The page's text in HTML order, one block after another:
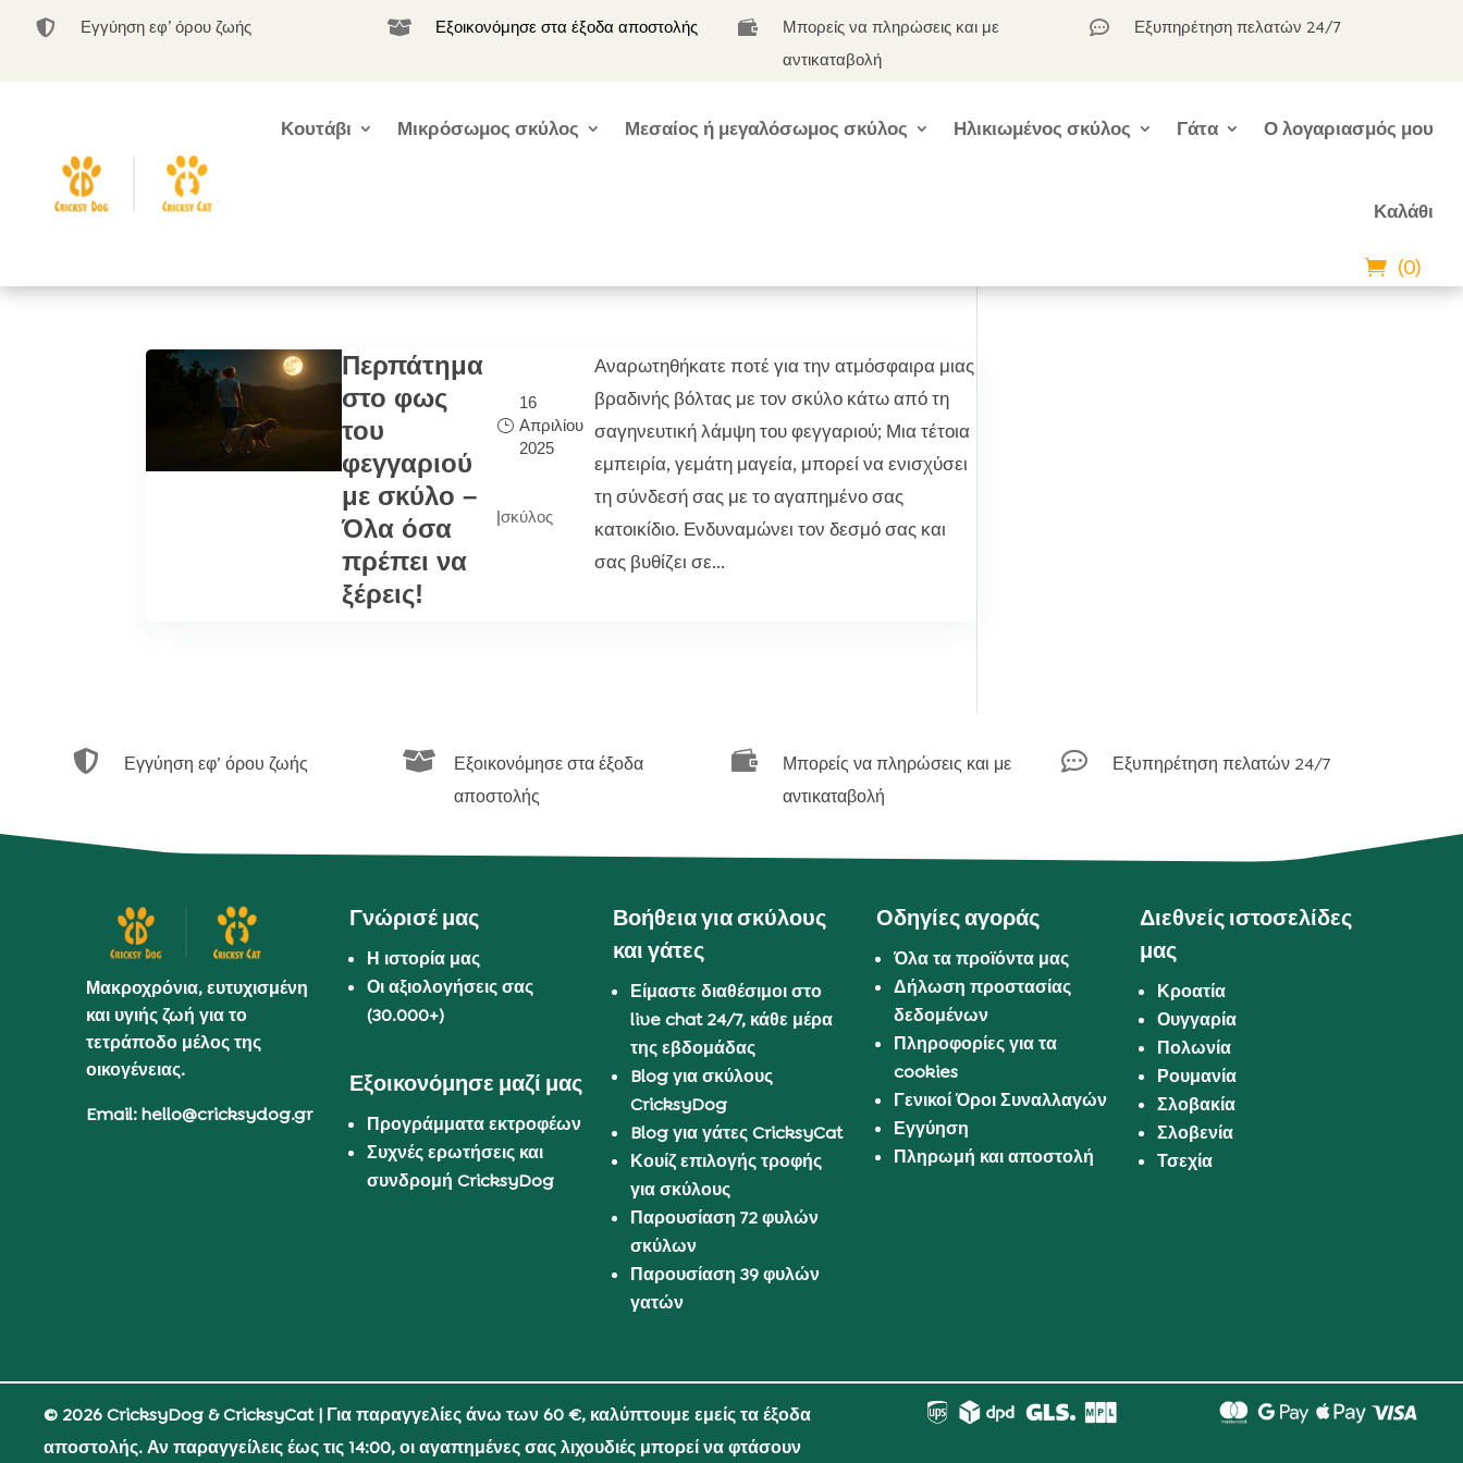
 Εγγύηση εφ’ όρου ζωής  Εξοικονόμησε στα έξοδα αποστολής 
Μπορείς να πληρώσεις και με
αντικαταβολή
 Εξυπηρέτηση πελατών 24/7
Κουτάβι Μικρόσωμος σκύλος Μεσαίος ή μεγαλόσωμος σκύλος Ηλικιωμένος σκύλος Γάτα Ο λογαριασμός μου
Καλάθι
(0)
Περπάτημα
στο φως
του
φεγγαριού
με σκύλο –
Όλα όσα
πρέπει να
ξέρεις!
16
Απριλίου
2025
|σκύλος
Αναρωτηθήκατε ποτέ για την ατμόσφαιρα μιας
βραδινής βόλτας με τον σκύλο κάτω από τη
σαγηνευτική λάμψη του φεγγαριού; Μια τέτοια
εμπειρία, γεμάτη μαγεία, μπορεί να ενισχύσει
τη σύνδεσή σας με το αγαπημένο σας
κατοικίδιο. Ενδυναμώνει τον δεσμό σας και
σας βυθίζει σε...
 Εγγύηση εφ’ όρου ζωής 
Εξοικονόμησε στα έξοδα
αποστολής

Μπορείς να πληρώσεις και με
αντικαταβολή
 Εξυπηρέτηση πελατών 24/7
Μακροχρόνια, ευτυχισμένη
και υγιής ζωή για το
τετράποδο μέλος της
οικογένειας.
Email: hello@cricksydog.gr
Γνώρισέ μας
Η ιστορία μας
Οι αξιολογήσεις σας
(30.000+)
Εξοικονόμησε μαζί μας
Προγράμματα εκτροφέων
Συχνές ερωτήσεις και
συνδρομή CricksyDog
Βοήθεια για σκύλους
και γάτες
Είμαστε διαθέσιμοι στο
live chat 24/7, κάθε μέρα
της εβδομάδας
Blog για σκύλους
CricksyDog
Blog για γάτες CricksyCat
Κουίζ επιλογής τροφής
για σκύλους
Παρουσίαση 72 φυλών
σκύλων
Παρουσίαση 39 φυλών
γατών
Οδηγίες αγοράς
Όλα τα προϊόντα μας
Δήλωση προστασίας
δεδομένων
Πληροφορίες για τα
cookies
Γενικοί Όροι Συναλλαγών
Εγγύηση
Πληρωμή και αποστολή
Διεθνείς ιστοσελίδες
μας
Κροατία
Ουγγαρία
Πολωνία
Ρουμανία
Σλοβακία
Σλοβενία
Τσεχία
© 2026 CricksyDog & CricksyCat| Για παραγγελίες άνω των 60 €, καλύπτουμε εμείς τα έξοδα
αποστολής. Αν παραγγείλεις έως τις 14:00, οι αγαπημένες σας λιχουδιές μπορεί να φτάσουν